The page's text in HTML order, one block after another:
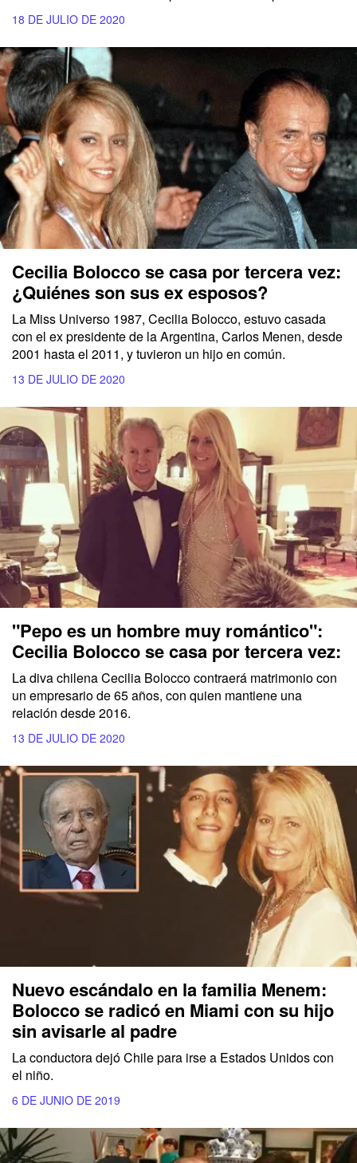
18 DE JULIO DE 2020
Cecilia Bolocco se casa por tercera vez:
¿Quiénes son sus ex esposos?
La Miss Universo 1987, Cecilia Bolocco, estuvo casada
con el ex presidente de la Argentina, Carlos Menen, desde
2001 hasta el 2011, y tuvieron un hijo en común.
13 DE JULIO DE 2020
"Pepo es un hombre muy romántico":
Cecilia Bolocco se casa por tercera vez:
La diva chilena Cecilia Bolocco contraerá matrimonio con
un empresario de 65 años, con quien mantiene una
relación desde 2016.
13 DE JULIO DE 2020
Nuevo escándalo en la familia Menem:
Bolocco se radicó en Miami con su hijo
sin avisarle al padre
La conductora dejó Chile para irse a Estados Unidos con
el niño.
6 DE JUNIO DE 2019